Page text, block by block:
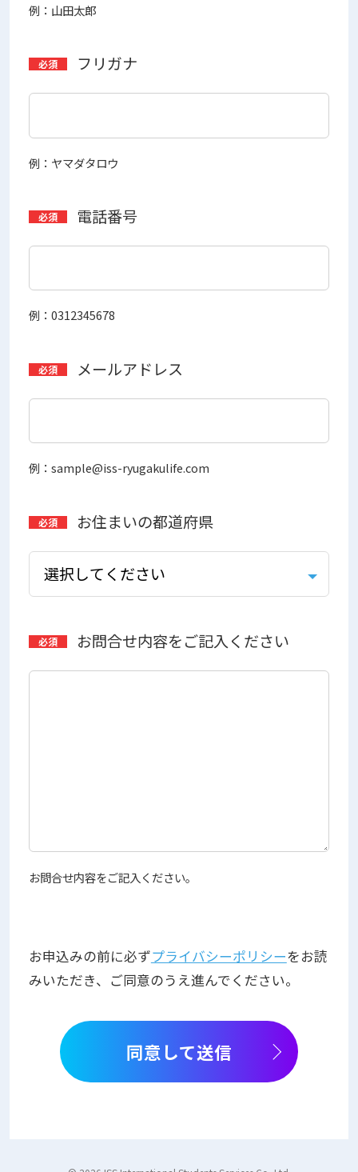
例：山田太郎
フリガナ
例：ヤマダタロウ
電話番号
例：0312345678
メールアドレス
例：sample@iss-ryugakulife.com
お住まいの都道府県
お問合せ内容をご記入ください
お問合せ内容をご記入ください。
お申込みの前に必ずプライバシーポリシーをお読
みいただき、ご同意のうえ進んでください。
同意して送信